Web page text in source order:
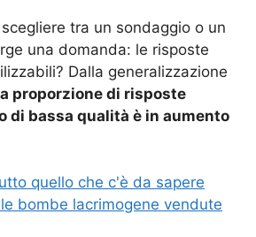
tra un sondaggio o un
una domanda: le risposte
Dalla generalizzazione
proporzione di risposte
di bassa qualità è in aumento
quello che c'è da sapere
bombe lacrimogene vendute